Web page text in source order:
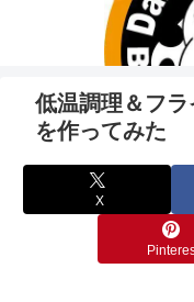
低温調理＆フ
を作ってみた
X